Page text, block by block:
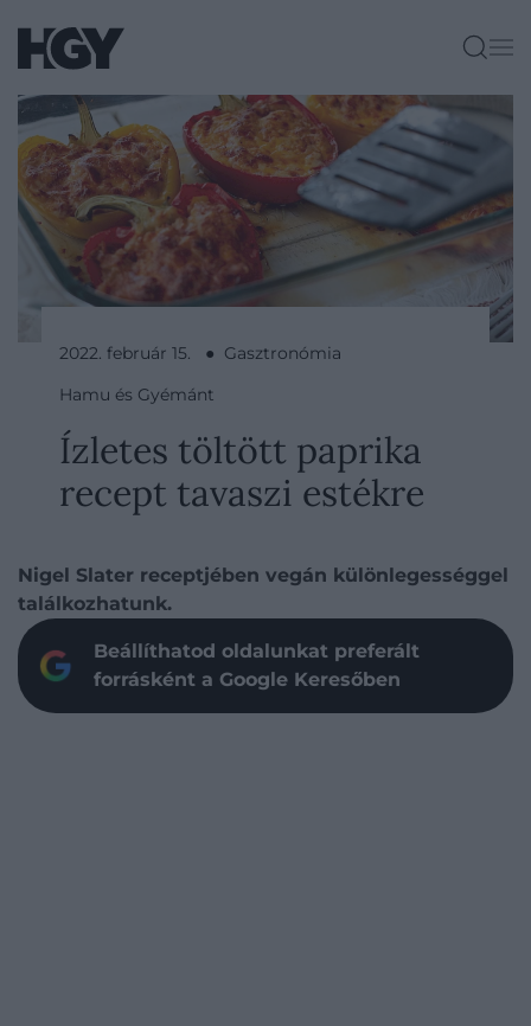
2022. február 15. ● Gasztronómia
Hamu és Gyémánt
Ízletes töltött paprika
recept tavaszi estékre
Nigel Slater receptjében vegán különlegességgel
találkozhatunk.
Beállíthatod oldalunkat preferált
forrásként a Google Keresőben